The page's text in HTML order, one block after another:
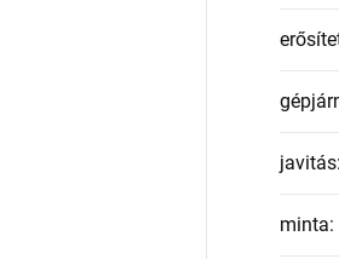
javitás:
minta: